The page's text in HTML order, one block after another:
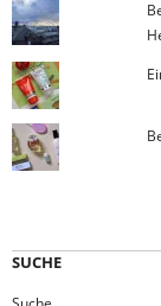
SUCHE